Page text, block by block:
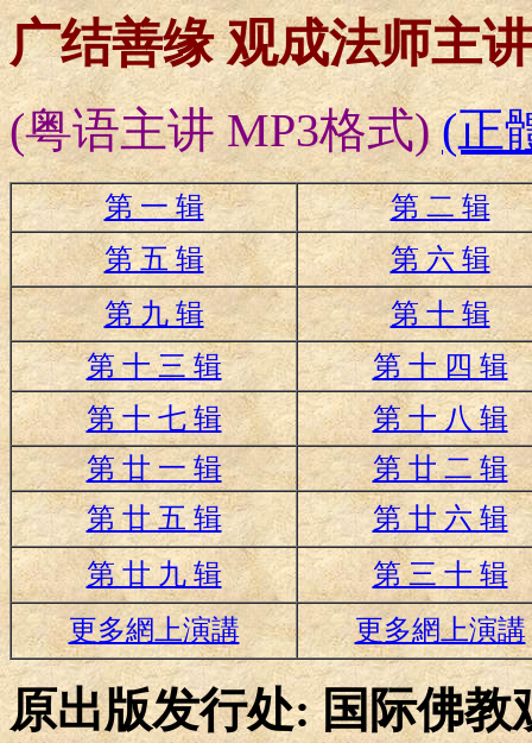
广结善缘 观成法师主
(粤语主讲 MP3格式)(正
第 一 辑
第 二 辑
第 五 辑
第 六 辑
第 九 辑
第 十 辑
第 十 三 辑
第 十 四 辑
第 十 七 辑
第 十 八 辑
第 廿 一 辑
第 廿 二 辑
第 廿 五 辑
第 廿 六 辑
第 廿 九 辑
第 三 十 辑
更多網上演講
更多網上演講
原出版发行处: 国际佛